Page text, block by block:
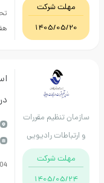
شرکت
1405/
تحویل محل
هفته...
مقررات
رادیویی
شرکت
1405/
استعلام
در فایل
تهران /
برق و
09191231104 اسفندیاری